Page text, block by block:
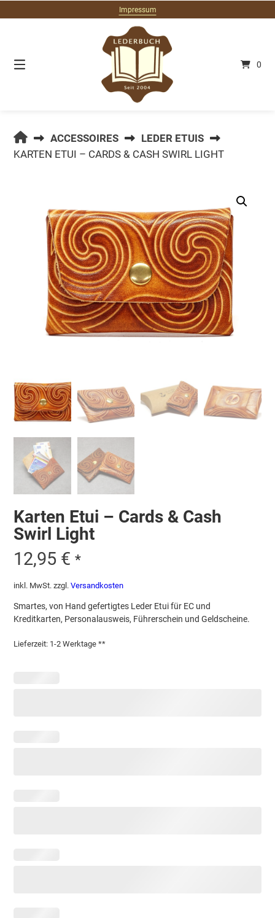
zum
Impressum
0
LEDERBUCH.DE
ACCESSOIRES
LEDER ETUIS
KARTEN ETUI – CARDS & CASH SWIRL LIGHT
Karten Etui – Cards & Cash
Swirl Light
12,95 € *
inkl. MwSt. zzgl.Versandkosten
Smartes, von Hand gefertigtes Leder Etui für EC und
Kreditkarten, Personalausweis, Führerschein und Geldscheine.
Lieferzeit: 1-2 Werktage **